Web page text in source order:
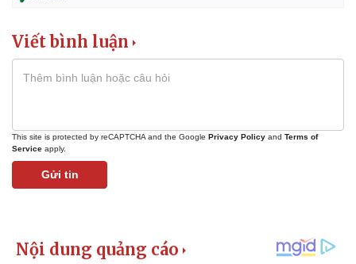
Viết bình luận
This site is protected by reCAPTCHA and the Google Privacy Policy and Terms of
Service apply.
Gửi tin